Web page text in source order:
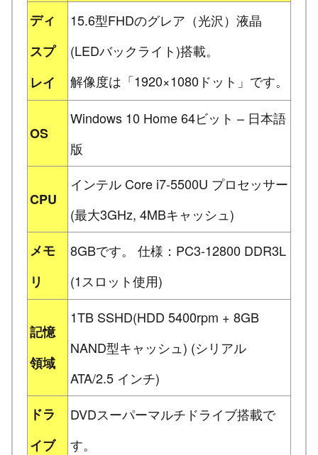
ディ
スプ
レイ
15.6型FHDのグレア（光沢）液晶
(LEDバックライト)搭載。
解像度は「1920×1080ドット」です。
OS
Windows 10 Home 64ビット – 日本語
版
CPU
インテル Core i7-5500U プロセッサー
(最大3GHz, 4MBキャッシュ)
メモ
リ
8GBです。 仕様：PC3-12800 DDR3L
(1スロット使用)
記憶
領域
1TB SSHD(HDD 5400rpm + 8GB
NAND型キャッシュ) (シリアル
ATA/2.5 インチ)
ドラ
イブ
DVDスーパーマルチドライブ搭載で
す。